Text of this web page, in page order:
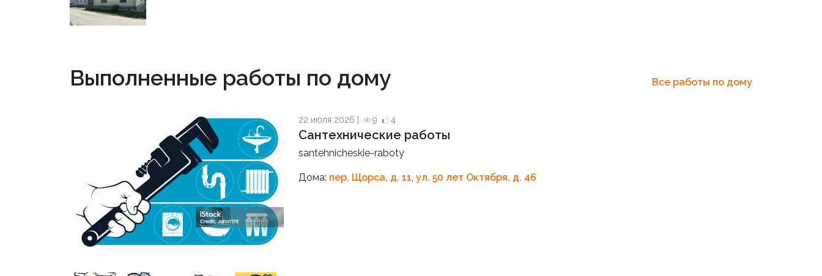
Выполненные работы по дому Все работы по дому
22 июля 2026 | 9 4
Сантехнические работы
santehnicheskie-raboty
Дома: пер. Щорса, д. 11, ул. 50 лет Октября, д. 46